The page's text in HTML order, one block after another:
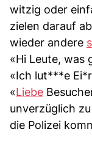
witzig oder
zielen darauf
wieder andere
«Hi Leute, was
«Ich lut***e
«Liebe
unverzüglich
die Polizei